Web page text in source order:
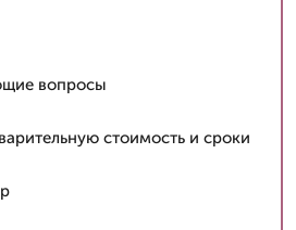
вопросы
стоимость и сроки